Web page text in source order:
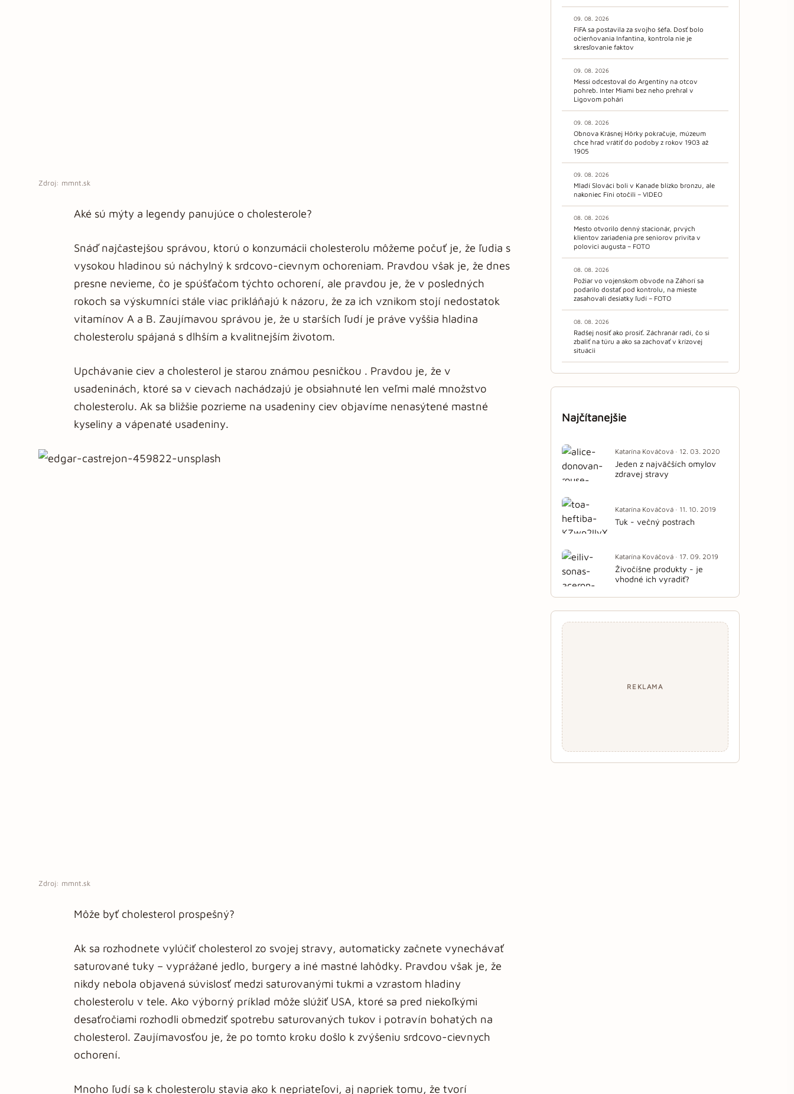
Zdroj: mmnt.sk
Aké sú mýty a legendy panujúce o cholesterole?
Snáď najčastejšou správou, ktorú o konzumácii cholesterolu môžeme počuť je, že ľudia s
vysokou hladinou sú náchylný k srdcovo-cievnym ochoreniam. Pravdou však je, že dnes
presne nevieme, čo je spúšťačom týchto ochorení, ale pravdou je, že v posledných
rokoch sa výskumníci stále viac prikláňajú k názoru, že za ich vznikom stojí nedostatok
vitamínov A a B. Zaujímavou správou je, že u starších ľudí je práve vyššia hladina
cholesterolu spájaná s dlhším a kvalitnejším životom.
Upchávanie ciev a cholesterol je starou známou pesničkou . Pravdou je, že v
usadeninách, ktoré sa v cievach nachádzajú je obsiahnuté len veľmi malé množstvo
cholesterolu. Ak sa bližšie pozrieme na usadeniny ciev objavíme nenasýtené mastné
kyseliny a vápenaté usadeniny.
Zdroj: mmnt.sk
Môže byť cholesterol prospešný?
Ak sa rozhodnete vylúčiť cholesterol zo svojej stravy, automaticky začnete vynechávať
saturované tuky – vyprážané jedlo, burgery a iné mastné lahôdky. Pravdou však je, že
nikdy nebola objavená súvislosť medzi saturovanými tukmi a vzrastom hladiny
cholesterolu v tele. Ako výborný príklad môže slúžiť USA, ktoré sa pred niekoľkými
desaťročiami rozhodli obmedziť spotrebu saturovaných tukov i potravín bohatých na
cholesterol. Zaujímavosťou je, že po tomto kroku došlo k zvýšeniu srdcovo-cievnych
ochorení.
Mnoho ľudí sa k cholesterolu stavia ako k nepriateľovi, aj napriek tomu, že tvorí
09. 08. 2026
FIFA sa postavila za svojho šéfa. Dosť bolo
očierňovania Infantina, kontrola nie je
skresľovanie faktov
09. 08. 2026
Messi odcestoval do Argentíny na otcov
pohreb. Inter Miami bez neho prehral v
Ligovom pohári
09. 08. 2026
Obnova Krásnej Hôrky pokračuje, múzeum
chce hrad vrátiť do podoby z rokov 1903 až
1905
09. 08. 2026
Mladí Slováci boli v Kanade blízko bronzu, ale
nakoniec Fíni otočili – VIDEO
08. 08. 2026
Mesto otvorilo denný stacionár, prvých
klientov zariadenia pre seniorov privíta v
polovici augusta – FOTO
08. 08. 2026
Požiar vo vojenskom obvode na Záhorí sa
podarilo dostať pod kontrolu, na mieste
zasahovali desiatky ľudí – FOTO
08. 08. 2026
Radšej nosiť ako prosiť. Záchranár radí, čo si
zbaliť na túru a ako sa zachovať v krízovej
situácii
Najčítanejšie
Katarína Kováčová · 12. 03. 2020
Jeden z najväčších omylov
zdravej stravy
Katarína Kováčová · 11. 10. 2019
Tuk - večný postrach
Katarína Kováčová · 17. 09. 2019
Živočíšne produkty - je
vhodné ich vyradiť?
REKLAMA